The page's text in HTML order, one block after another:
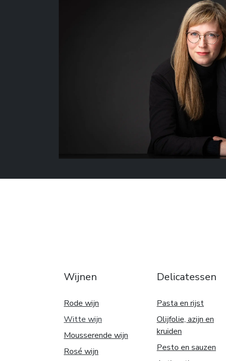
Wijnen
Rode wijn
Witte wijn
Mousserende wijn
Rosé wijn
Delicatessen
Pasta en rijst
Olijfolie, azijn en
kruiden
Pesto en sauzen